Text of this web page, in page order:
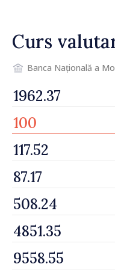
Curs
Banca Națională a